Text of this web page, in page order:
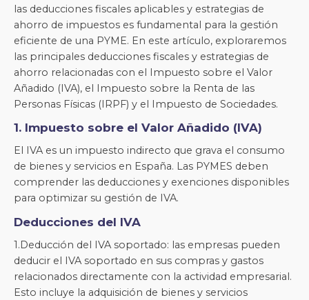
las deducciones fiscales aplicables y estrategias de
ahorro de impuestos es fundamental para la gestión
eficiente de una PYME. En este artículo, exploraremos
las principales deducciones fiscales y estrategias de
ahorro relacionadas con el Impuesto sobre el Valor
Añadido (IVA), el Impuesto sobre la Renta de las
Personas Físicas (IRPF) y el Impuesto de Sociedades.
1. Impuesto sobre el Valor Añadido (IVA)
El IVA es un impuesto indirecto que grava el consumo
de bienes y servicios en España. Las PYMES deben
comprender las deducciones y exenciones disponibles
para optimizar su gestión de IVA.
Deducciones del IVA
1.Deducción del IVA soportado: las empresas pueden
deducir el IVA soportado en sus compras y gastos
relacionados directamente con la actividad empresarial.
Esto incluye la adquisición de bienes y servicios